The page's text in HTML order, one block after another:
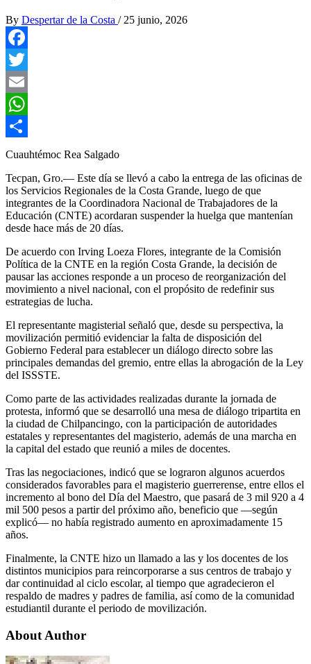
By Despertar de la Costa / 25 junio, 2026
Facebook
Twitter
Email
WhatsApp
Compartir
Cuauhtémoc Rea Salgado
Tecpan, Gro.— Este día se llevó a cabo la entrega de las oficinas de
los Servicios Regionales de la Costa Grande, luego de que
integrantes de la Coordinadora Nacional de Trabajadores de la
Educación (CNTE) acordaran suspender la huelga que mantenían
desde hace más de 20 días.
De acuerdo con Irving Loeza Flores, integrante de la Comisión
Política de la CNTE en la región Costa Grande, la decisión de
pausar las acciones responde a un proceso de reorganización del
movimiento a nivel nacional, con el propósito de redefinir sus
estrategias de lucha.
El representante magisterial señaló que, desde su perspectiva, la
movilización permitió evidenciar la falta de disposición del
Gobierno Federal para establecer un diálogo directo sobre las
principales demandas del gremio, entre ellas la abrogación de la Ley
del ISSSTE.
Como parte de las actividades realizadas durante la jornada de
protesta, informó que se desarrolló una mesa de diálogo tripartita en
la ciudad de Chilpancingo, con la participación de autoridades
estatales y representantes del magisterio, además de una marcha en
la capital del estado que reunió a miles de docentes.
Tras las negociaciones, indicó que se lograron algunos acuerdos
considerados favorables para el magisterio guerrerense, entre ellos el
incremento al bono del Día del Maestro, que pasará de 3 mil 920 a 4
mil 500 pesos a partir del próximo año, beneficio que —según
explicó— no había registrado aumento en aproximadamente 15
años.
Finalmente, la CNTE hizo un llamado a las y los docentes de los
distintos municipios para reincorporarse a sus centros de trabajo y
dar continuidad al ciclo escolar, al tiempo que agradecieron el
respaldo de madres y padres de familia, así como de la comunidad
estudiantil durante el periodo de movilización.
About Author